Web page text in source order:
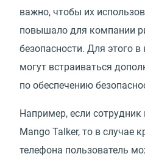
важно, чтобы их
повышало для компании
безопасности. Для этого
могут встраиваться
по обеспечению
Например, если сотрудник
Mango Talker, то в случае
телефона пользователь